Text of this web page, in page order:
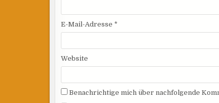
E-Mail-Adresse *
Website
Benachrichtige mich über nachfolgende